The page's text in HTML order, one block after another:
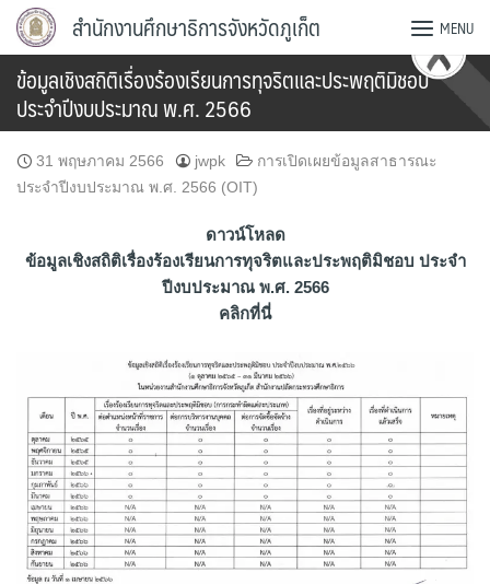
Skip
สำนักงานศึกษาธิการจังหวัดภูเก็ต MENU
ข้อมูลเชิงสถิติเรื่องร้องเรียนการทุจริตและประพฤติมิชอบ
ประจำปีงบประมาณ พ.ศ. 2566
31 พฤษภาคม 2566 jwpk
การเปิดเผยข้อมูลสาธารณะ
ประจำปีงบประมาณ พ.ศ. 2566 (OIT)
ดาวน์โหลด
ข้อมูลเชิงสถิติเรื่องร้องเรียนการทุจริตและประพฤติมิชอบ ประจำ
ปีงบประมาณ พ.ศ. 2566
คลิกที่นี่